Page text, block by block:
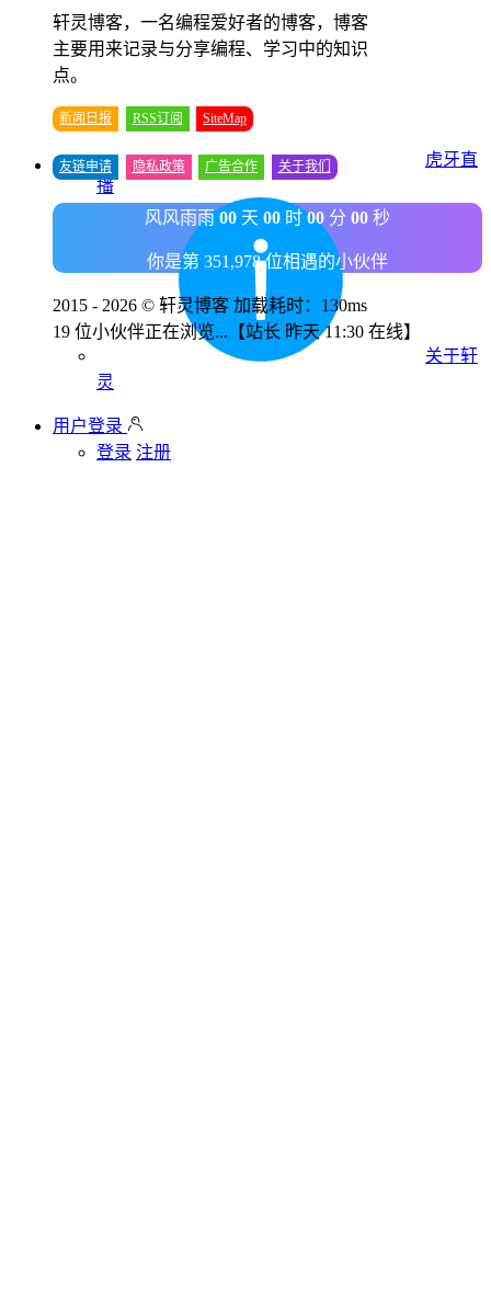
虎牙直
播
关于轩
灵
用户登录
登录 注册
轩灵博客，一名编程爱好者的博客，博客
主要用来记录与分享编程、学习中的知识
点。
新闻日报 RSS订阅 SiteMap
友链申请 隐私政策 广告合作 关于我们
风风雨雨 00 天 00 时 00 分 00 秒
你是第 351,978 位相遇的小伙伴
2015 - 2026 © 轩灵博客 加载耗时：130ms
19 位小伙伴正在浏览... 【站长 昨天 11:30 在线】